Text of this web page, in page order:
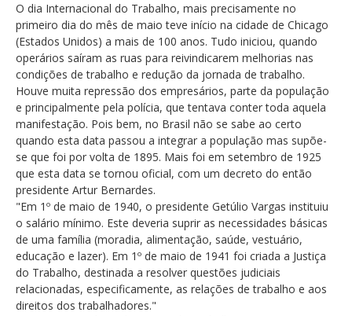
O dia Internacional do Trabalho, mais precisamente no
primeiro dia do mês de maio teve início na cidade de Chicago
(Estados Unidos) a mais de 100 anos. Tudo iniciou, quando
operários saíram as ruas para reivindicarem melhorias nas
condições de trabalho e redução da jornada de trabalho.
Houve muita repressão dos empresários, parte da população
e principalmente pela polícia, que tentava conter toda aquela
manifestação. Pois bem, no Brasil não se sabe ao certo
quando esta data passou a integrar a população mas supõe-
se que foi por volta de 1895. Mais foi em setembro de 1925
que esta data se tornou oficial, com um decreto do então
presidente Artur Bernardes.
"Em 1º de maio de 1940, o presidente Getúlio Vargas instituiu
o salário mínimo. Este deveria suprir as necessidades básicas
de uma família (moradia, alimentação, saúde, vestuário,
educação e lazer). Em 1º de maio de 1941 foi criada a Justiça
do Trabalho, destinada a resolver questões judiciais
relacionadas, especificamente, as relações de trabalho e aos
direitos dos trabalhadores."